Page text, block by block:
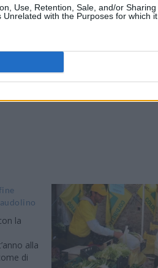
Use, Retention, Sale, and/or Sharing
with the Purposes for which it
la
alla
di